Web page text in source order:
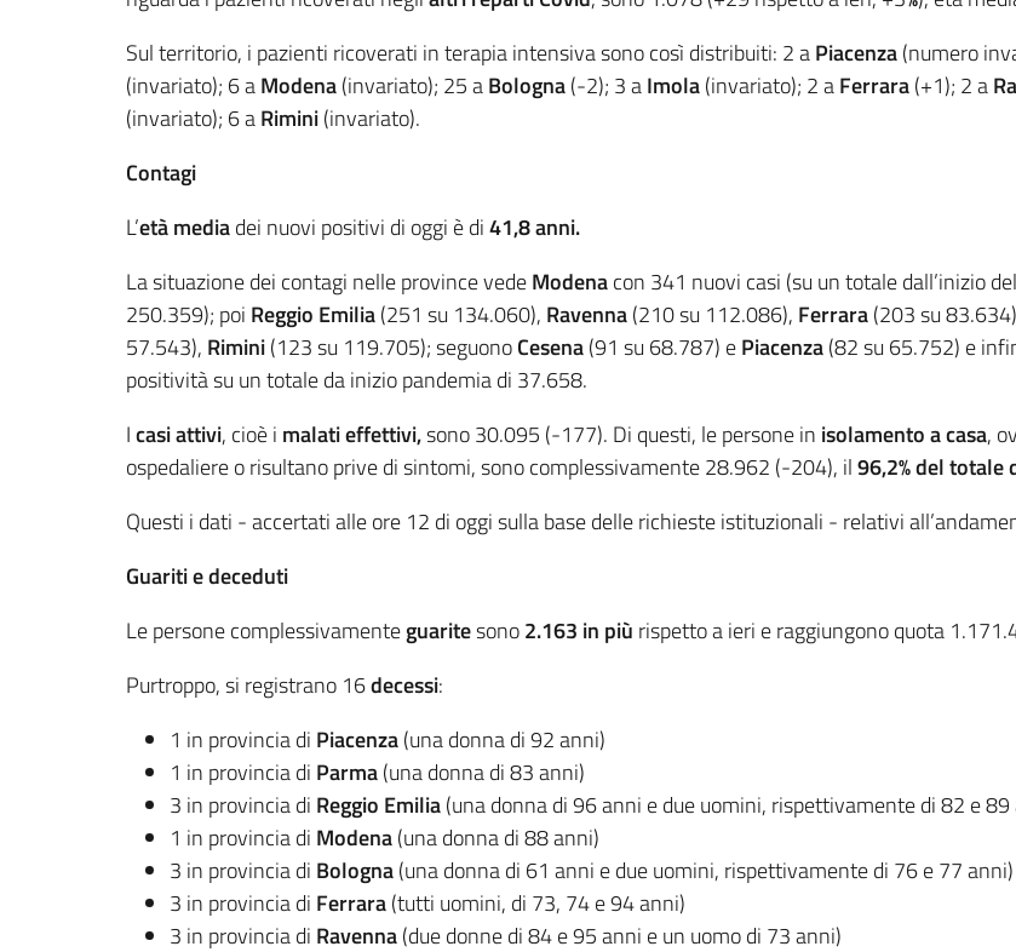
Sul territorio, i pazienti ricoverati in terapia intensiva sono così distribuiti: 2 aPiacenza(numero
(invariato); 6 aModena(invariato); 25 aBologna(-2); 3 aImola(invariato); 2 aFerrara(+1); 2 a
(invariato); 6 aRimini(invariato).
Contagi
L’età mediadei nuovi positivi di oggi è di41,8 anni.
La situazione dei contagi nelle province vedeModenacon 341 nuovi casi (su un totale dall’inizio
250.359); poi Reggio Emilia(251 su 134.060), Ravenna(210 su 112.086), Ferrara(203 su
57.543), Rimini(123 su 119.705); seguonoCesena(91 su 68.787) ePiacenza(82 su 65.752) e
positività su un totale da inizio pandemia di 37.658.
Icasi attivi, cioè i malati effettivi,sono 30.095 (-177). Di questi, le persone in isolamento a casa,
ospedaliere o risultano prive di sintomi, sono complessivamente 28.962 (-204), il96,2% del totale
Questi i dati - accertati alle ore 12 di oggi sulla base delle richieste istituzionali - relativi
Guariti e deceduti
Le persone complessivamenteguaritesono2.163 in più rispetto a ieri e raggiungono quota
Purtroppo, si registrano 16decessi:
1 in provincia di Piacenza(una donna di 92 anni)
1 in provincia di Parma(una donna di 83 anni)
3 in provincia di Reggio Emilia(una donna di 96 anni e due uomini, rispettivamente di 82 e 89
1 in provincia di Modena(una donna di 88 anni)
3 in provincia di Bologna(una donna di 61 anni e due uomini, rispettivamente di 76 e 77 anni)
3 in provincia di Ferrara(tutti uomini, di 73, 74 e 94 anni)
3 in provincia di Ravenna(due donne di 84 e 95 anni e un uomo di 73 anni)